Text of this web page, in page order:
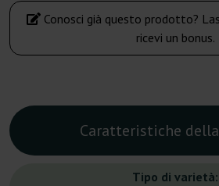
Conosci già questo prodotto?
ricevi un bonus.
Caratteristiche
Tipo di varietà: